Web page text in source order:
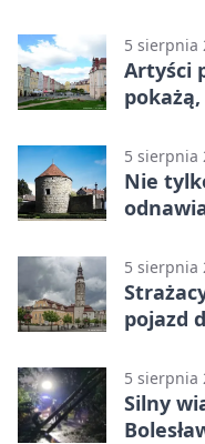
5 sierpnia
Artyści
5 sierpnia
Nie
5 sierpnia
pojazd
5 sierpnia
Silny